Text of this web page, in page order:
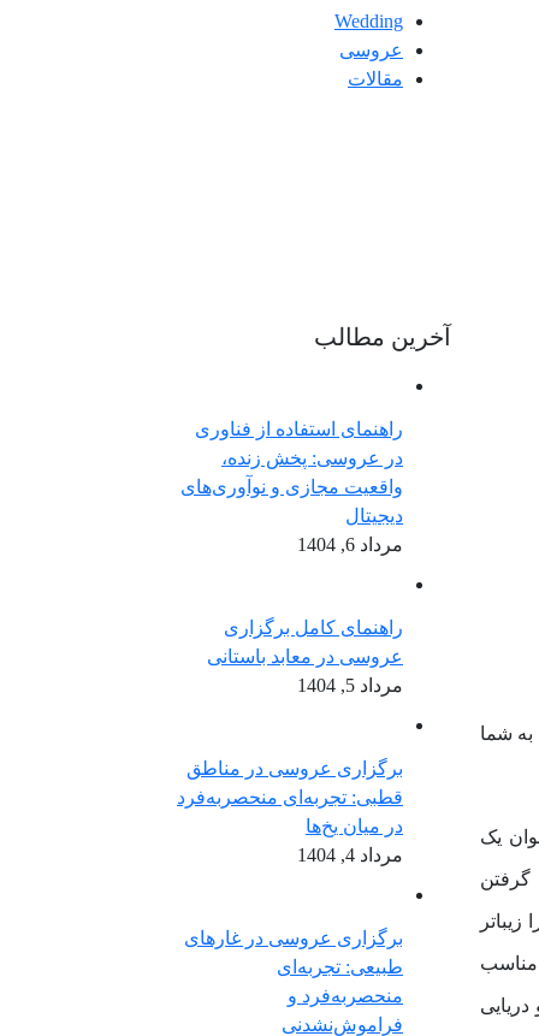
به شما
یک
گرفتن
مناسب
Wedding
عروسی
مقالات
آخرین مطالب
راهنمای استفاده از فناوری
در عروسی: پخش زنده،
واقعیت مجازی و نوآوری‌های
دیجیتال
مرداد 6, 1404
راهنمای کامل برگزاری
عروسی در معابد باستانی
مرداد 5, 1404
برگزاری عروسی در مناطق
قطبی: تجربه‌ای منحصربه‌فرد
در میان یخ‌ها
مرداد 4, 1404
برگزاری عروسی در غارهای
طبیعی: تجربه‌ای
منحصربه‌فرد و
فراموش‌نشدنی